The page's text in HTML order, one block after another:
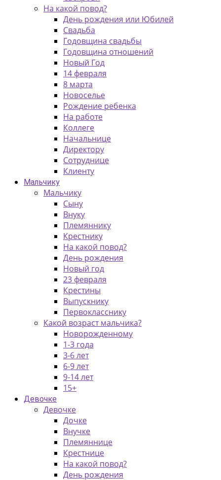
На какой повод?
День рождения или Юбилей
Свадьба
Годовщина свадьбы
Годовщина отношений
Новый Год
14 февраля
8 марта
Новоселье
Рождение ребенка
На работе
Коллеге
Начальнице
Директору
Сотруднице
Клиенту
Мальчику
Мальчику
Сыну
Внуку
Племяннику
Крестнику
На какой повод?
День рождения
Новый год
23 февраля
Крестины
Выпускнику
Первокласснику
Какой возраст мальчика?
Новорожденному
1-3 года
3-6 лет
6-9 лет
9-14 лет
15+
Девочке
Девочке
Дочке
Внучке
Племяннице
Крестнице
На какой повод?
День рождения